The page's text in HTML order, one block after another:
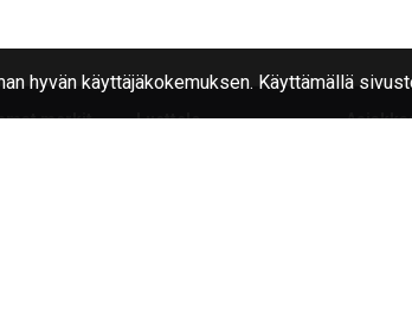
hyvän käyttäjäkokemuksen. Käyttämällä
merkit
Luettelo